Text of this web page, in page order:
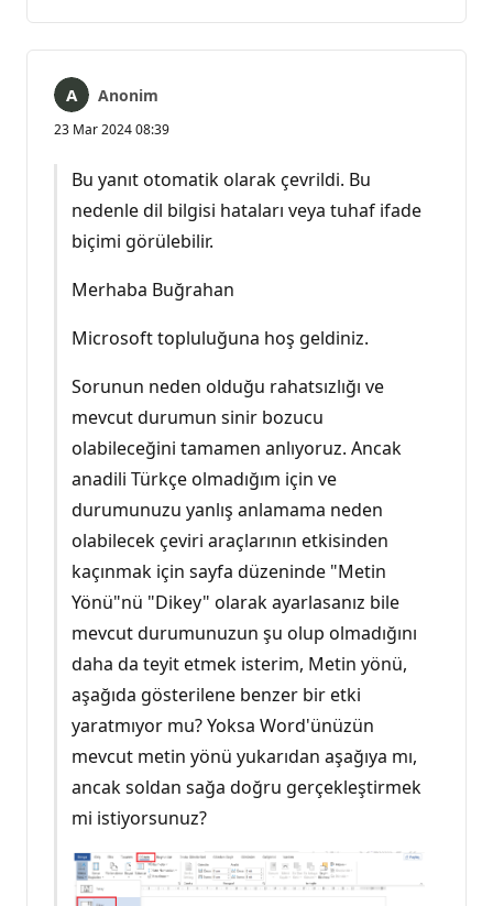
Anonim
23 Mar 2024 08:39
Bu yanıt otomatik olarak çevrildi. Bu
nedenle dil bilgisi hataları veya tuhaf ifade
biçimi görülebilir.
Merhaba Buğrahan
Microsoft topluluğuna hoş geldiniz.
Sorunun neden olduğu rahatsızlığı ve
mevcut durumun sinir bozucu
olabileceğini tamamen anlıyoruz. Ancak
anadili Türkçe olmadığım için ve
durumunuzu yanlış anlamama neden
olabilecek çeviri araçlarının etkisinden
kaçınmak için sayfa düzeninde "Metin
Yönü"nü "Dikey" olarak ayarlasanız bile
mevcut durumunuzun şu olup olmadığını
daha da teyit etmek isterim, Metin yönü,
aşağıda gösterilene benzer bir etki
yaratmıyor mu? Yoksa Word'ünüzün
mevcut metin yönü yukarıdan aşağıya mı,
ancak soldan sağa doğru gerçekleştirmek
mi istiyorsunuz?